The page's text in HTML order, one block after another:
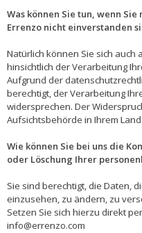
Was können Sie tun, wenn
Errenzo nicht einverstanden
Natürlich können Sie sich auch
hinsichtlich der Verarbeitung
Aufgrund der
berechtigt, der Verarbeitung
widersprechen. Der
Aufsichtsbehörde in Ihrem
Wie können Sie bei uns die
oder Löschung Ihrer
Sie sind berechtigt, die Daten,
einzusehen, zu ändern, zu
Setzen Sie sich hierzu direkt
info@errenzo.com